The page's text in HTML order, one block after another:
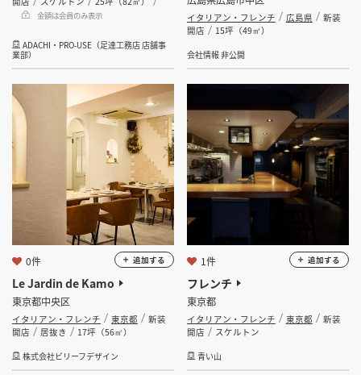
金額は会員のみ表示
ADACHI・PRO-USE（足達工務店 店舗事
業部）
イタリアン・フレンチ 広島県
新装
開店
15坪（49㎡）
会社情報 非公開
Le Jardin de Kamo
東京都中央区
イタリアン・フレンチ 東京都
新装
開店
居抜き
17坪（56㎡）
株式会社ビリーフデザイン
0件 追加する
フレンチ
東京都
イタリアン・フレンチ 東京都
新装
開店
スケルトン
青い山
1件 追加する